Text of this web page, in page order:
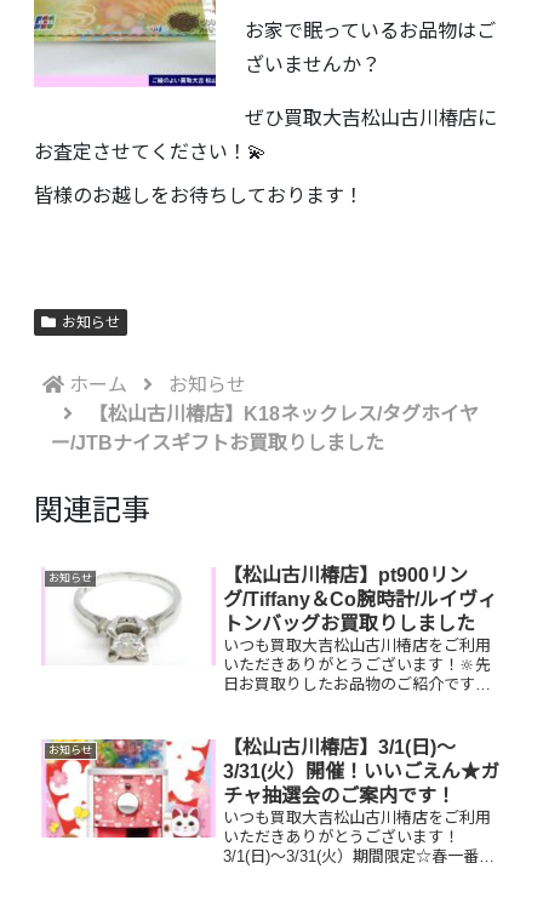
お家で眠っているお品物はご
ざいませんか？
ぜひ買取大吉松山古川椿店に
お査定させてください！💫
皆様のお越しをお待ちしております！
お知らせ
ホーム
お知らせ
【松山古川椿店】K18ネックレス/タグホイヤ
ー/JTBナイスギフトお買取りしました
関連記事
お知らせ
【松山古川椿店】pt900リン
グ/Tiffany＆Co腕時計/ルイヴィ
トンバッグお買取りしました
いつも買取大吉松山古川椿店をご利用
いただきありがとうございます！🔆先
日お買取りしたお品物のご紹介です。
っているお品物はございませんか？ぜ
ひ買取大吉松山古...
お知らせ
【松山古川椿店】3/1(日)～
3/31(火）開催！いいごえん★ガ
チャ抽選会のご案内です！
いつも買取大吉松山古川椿店をご利用
いただきありがとうございます！
3/1(日)～3/31(火）期間限定☆春一番・